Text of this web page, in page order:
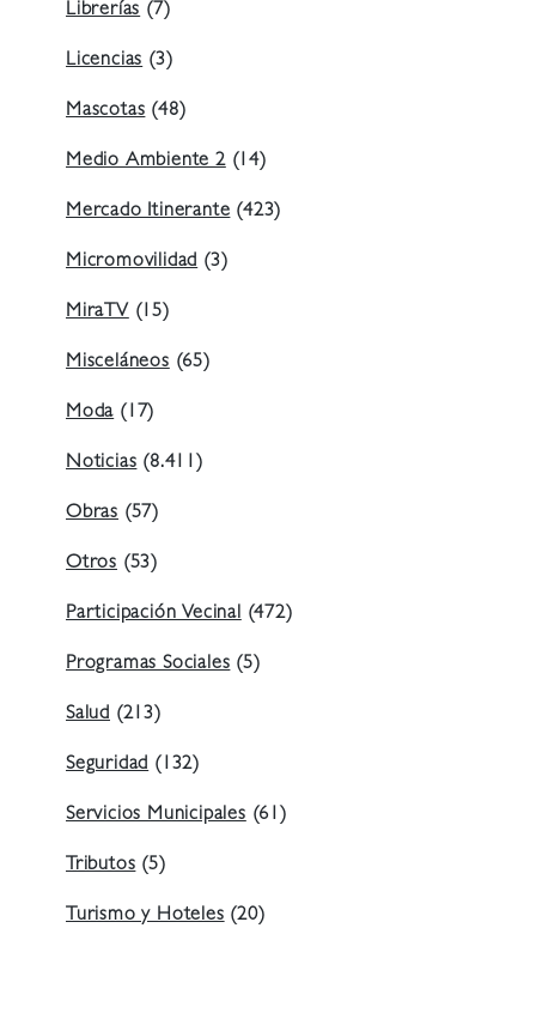
Librerías(7)
Licencias(3)
Mascotas(48)
Medio Ambiente 2(14)
Mercado Itinerante(423)
Micromovilidad(3)
MiraTV(15)
Misceláneos(65)
Moda(17)
Noticias(8.411)
Obras (57)
Otros (53)
Participación Vecinal(472)
Programas Sociales(5)
Salud (213)
Seguridad(132)
Servicios Municipales(61)
Tributos(5)
Turismo y Hoteles(20)